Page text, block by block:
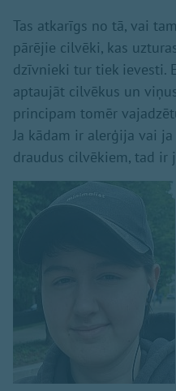
Tas atkarīgs no tā, vai
pārējie cilvēki, kas
dzīvnieki tur tiek ievesti.
aptaujāt cilvēkus un
principam tomēr
Ja kādam ir alerģija vai
draudus cilvēkiem, tad ir